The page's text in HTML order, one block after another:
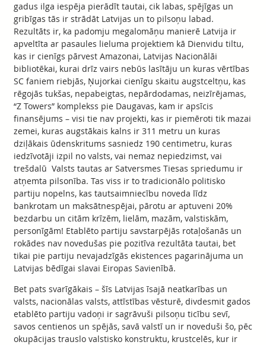
gadus ilga iespēja pierādīt tautai, cik labas, spējīgas un
gribīgas tās ir strādāt Latvijas un to pilsoņu labad.
Rezultāts ir, ka padomju megalomāņu manierē Latvija ir
apveltīta ar pasaules lieluma projektiem kā Dienvidu tiltu,
kas ir cienīgs pārvest Amazonai, Latvijas Nacionālāi
bibliotēkai, kurai drīz vairs nebūs lasītāju un kuras vērtības
SC faniem riebjās, Ņujorkai cienīgu skaitu augstceltņu, kas
rēgojās tukšas, nepabeigtas, nepārdodamas, neizīrējamas,
“Z Towers” komplekss pie Daugavas, kam ir apsīcis
finansējums – visi tie nav projekti, kas ir piemēroti tik mazai
zemei, kuras augstākais kalns ir 311 metru un kuras
dziļākais ūdenskritums sasniedz 190 centimetru, kuras
iedzīvotāji izpil no valsts, vai nemaz nepiedzimst, vai
trešdalū Valsts tautas ar Satversmes Tiesas spriedumu ir
atņemta pilsonība. Tas viss ir to tradicionālo politisko
partiju nopelns, kas tautsaimniecību noveda līdz
bankrotam un maksātnespējai, pārotu ar aptuveni 20%
bezdarbu un citām krīzēm, lielām, mazām, valstiskām,
personīgām! Etablēto partiju savstarpējās rotaļošanās un
rokādes nav novedušas pie pozitīva rezultāta tautai, bet
tikai pie partiju nevajadzīgās ekistences pagarinājuma un
Latvijas bēdīgai slavai Eiropas Savienībā.
Bet pats svarīgākais – šīs Latvijas īsajā neatkarības un
valsts, nacionālas valsts, attīstības vēsturē, divdesmit gados
etablēto partiju vadoņi ir sagrāvuši pilsoņu ticību sevī,
savos centienos un spējās, savā valstī un ir noveduši šo, pēc
okupācijas trauslo valstisko konstruktu, krustcelēs, kur ir